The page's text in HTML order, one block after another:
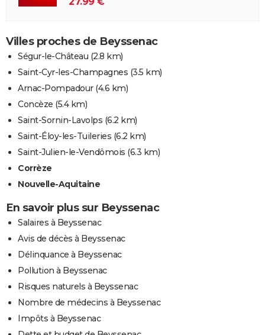
Villes proches de Beyssenac
Ségur-le-Château (2.8 km)
Saint-Cyr-les-Champagnes (3.5 km)
Arnac-Pompadour(4.6 km)
Concèze (5.4 km)
Saint-Sornin-Lavolps (6.2 km)
Saint-Éloy-les-Tuileries (6.2 km)
Saint-Julien-le-Vendômois (6.3 km)
Corrèze
Nouvelle-Aquitaine
En savoir plus sur Beyssenac
Salaires à Beyssenac
Avis de décès à Beyssenac
Délinquance à Beyssenac
Pollution à Beyssenac
Risques naturels à Beyssenac
Nombre de médecins à Beyssenac
Impôts à Beyssenac